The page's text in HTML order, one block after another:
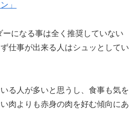
」
になる事は全く推奨していない
仕事が出来る人はシュッとしてい
る人が多いと思うし、食事も気を
肉よりも赤身の肉を好む傾向にあ